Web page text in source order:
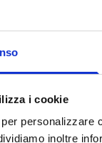
i cookie
personalizzare
inoltre
percorsi
quali startup,
o in fase di